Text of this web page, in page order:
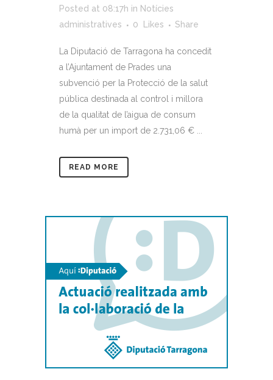
Posted at 08:17h in Notícies
administratives
0 Likes Share
La Diputació de Tarragona ha concedit
a l’Ajuntament de Prades una
subvenció per la Protecció de la salut
pública destinada al control i millora
de la qualitat de l’aigua de consum
humà per un import de 2.731,06 € ...
READ MORE